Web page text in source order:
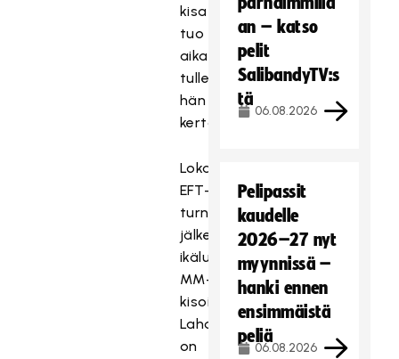
kisat
tuo
aikanaan
tullessaan,
hän
kertoo.
Lokakuun
EFT-
turnauksen
jälkeen
ikäluokan
MM-
kisoihin
Lahdessa
on
an – katso
pelit
SalibandyTV:s
tä
06.08.2026
Pelipassit
kaudelle
2026–27 nyt
myynnissä –
hanki ennen
ensimmäistä
peliä
06.08.2026